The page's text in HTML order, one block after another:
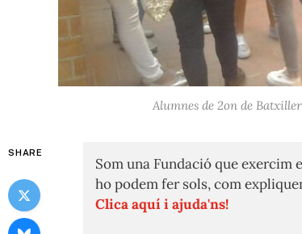
Alumnes de 2on de
SHARE
Som una Fundació que exercim
ho podem fer sols, com
Clica aquí i ajuda'ns!